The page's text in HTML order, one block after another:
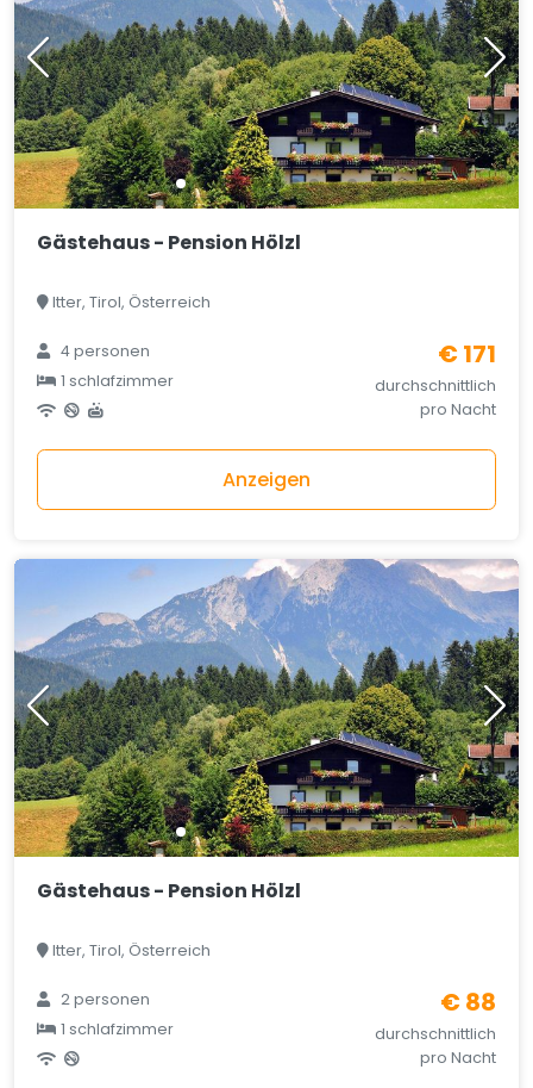
Gästehaus - Pension Hölzl
Itter, Tirol, Österreich
4 personen
1 schlafzimmer
€ 171
durchschnittlich
pro Nacht
Anzeigen
Gästehaus - Pension Hölzl
Itter, Tirol, Österreich
2 personen
1 schlafzimmer
€ 88
durchschnittlich
pro Nacht